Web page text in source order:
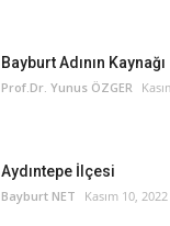
Bayburt Adının Kaynağı
Prof.Dr. Yunus ÖZGER
Aydıntepe İlçesi
Bayburt NET Kasım 10, 2022